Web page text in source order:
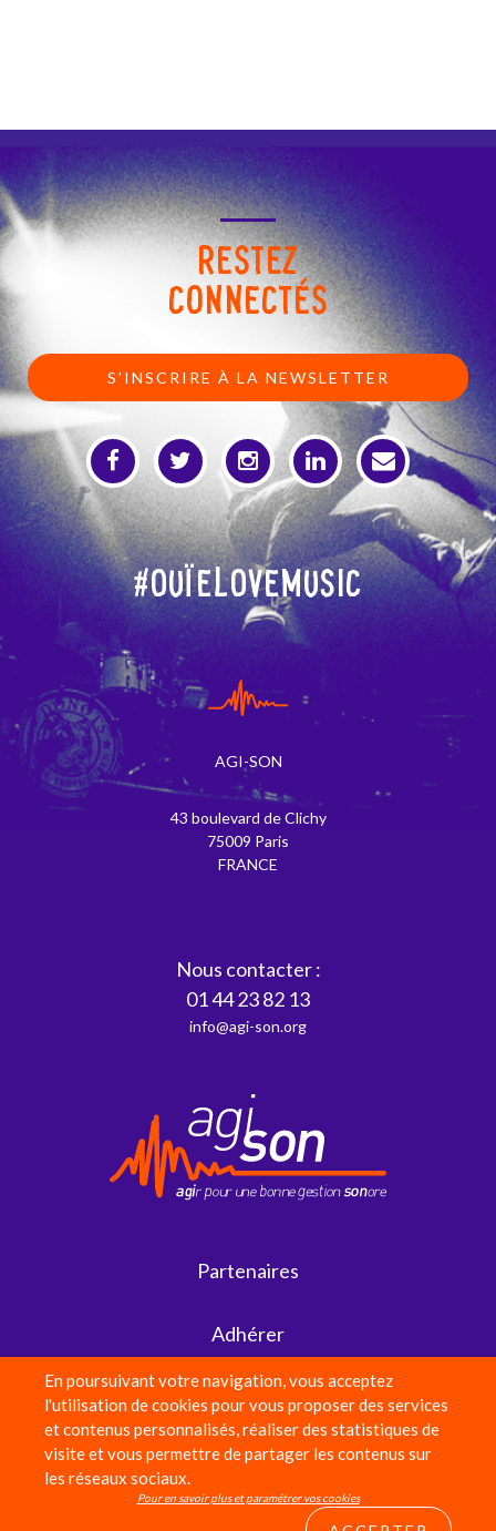
RESTEZ
CONNECTÉS
S’INSCRIRE À LA NEWSLETTER
#OuïeLoveMusic
AGI-SON
43 boulevard de Clichy
75009 Paris
FRANCE
Nous contacter :
01 44 23 82 13
info@agi-son.org
Partenaires
Adhérer
Faire un don
Équipe
En poursuivant votre navigation, vous acceptez
l'utilisation de cookies pour vous proposer des services
et contenus personnalisés, réaliser des statistiques de
visite et vous permettre de partager les contenus sur
les réseaux sociaux.
Pour en savoir plus et paramétrer vos cookies